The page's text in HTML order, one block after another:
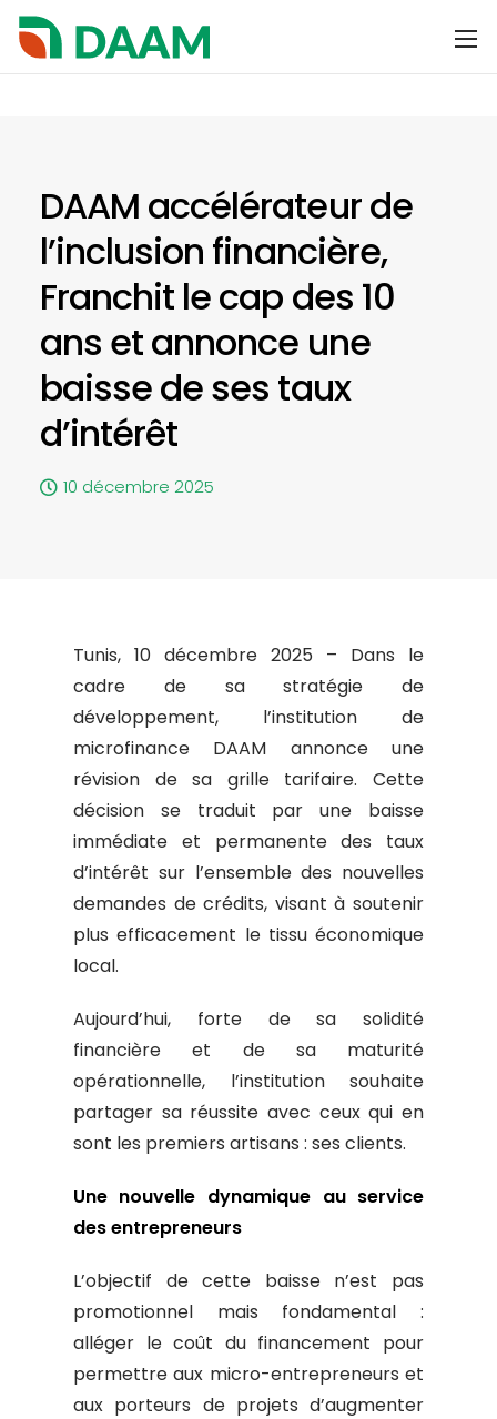
DAAM accélérateur de
l’inclusion financière,
Franchit le cap des 10
ans et annonce une
baisse de ses taux
d’intérêt
10 décembre 2025
Tunis, 10 décembre 2025 – Dans le
cadre de sa stratégie de
développement, l’institution de
microfinance DAAM annonce une
révision de sa grille tarifaire. Cette
décision se traduit par une baisse
immédiate et permanente des taux
d’intérêt sur l’ensemble des nouvelles
demandes de crédits, visant à soutenir
plus efficacement le tissu économique
local.
Aujourd’hui, forte de sa solidité
financière et de sa maturité
opérationnelle, l’institution souhaite
partager sa réussite avec ceux qui en
sont les premiers artisans : ses clients.
Une nouvelle dynamique au service
des entrepreneurs
L’objectif de cette baisse n’est pas
promotionnel mais fondamental :
alléger le coût du financement pour
permettre aux micro-entrepreneurs et
aux porteurs de projets d’augmenter